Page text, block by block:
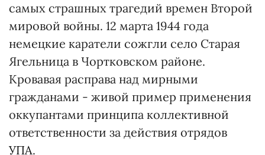
самых страшных трагедий времен Второй
мировой войны. 12 марта 1944 года
немецкие каратели сожгли село Старая
Ягельница в Чортковском районе.
Кровавая расправа над мирными
гражданами - живой пример применения
оккупантами принципа коллективной
ответственности за действия отрядов
УПА.